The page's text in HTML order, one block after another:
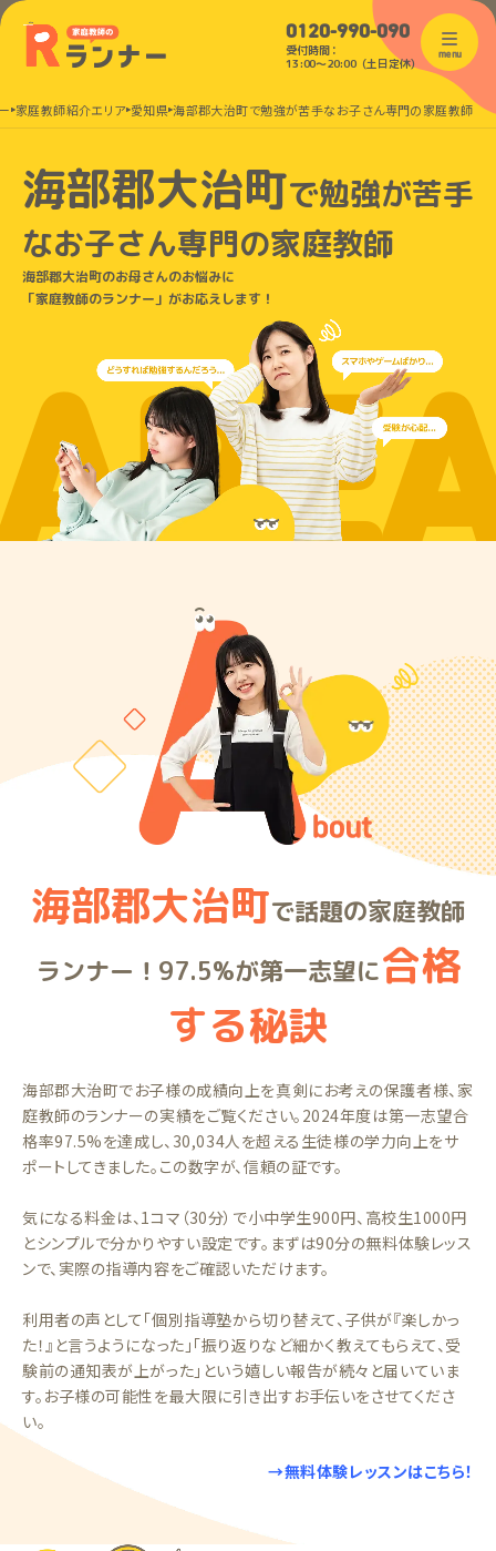
0120-990-090
受付時間：
13:00〜20:00（土日定休）
menu
家庭教師紹介エリア 愛知県 海部郡大治町で勉強が苦手なお子さん専門の家庭教師
海部郡大治町で勉強が苦手
なお子さん専門の家庭教師
海部郡大治町のお母さんのお悩みに
「家庭教師のランナー」がお応えします！
海部郡大治町で話題の家庭教師
ランナー！97.5%が第一志望に合格
する秘訣
海部郡大治町でお子様の成績向上を真剣にお考えの保護者様、家
庭教師のランナーの実績をご覧ください。2024年度は第一志望合
格率97.5%を達成し、30,034人を超える生徒様の学力向上をサ
ポートしてきました。この数字が、信頼の証です。
気になる料金は、1コマ（30分）で小中学生900円、高校生1000円
とシンプルで分かりやすい設定です。まずは90分の無料体験レッス
ンで、実際の指導内容をご確認いただけます。
利用者の声として「個別指導塾から切り替えて、子供が『楽しかっ
た！』と言うようになった」「振り返りなど細かく教えてもらえて、受
験前の通知表が上がった」という嬉しい報告が続々と届いていま
す。お子様の可能性を最大限に引き出すお手伝いをさせてくださ
い。
→無料体験レッスンはこちら！